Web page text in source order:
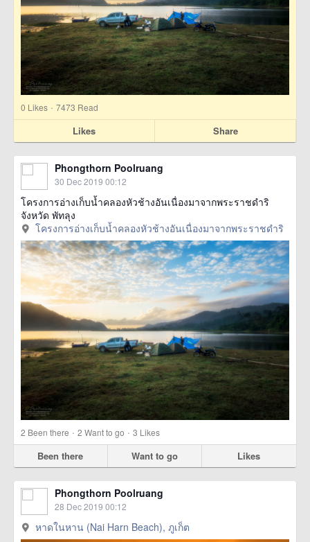
0 Likes · 7473 Read
Likes Share
Phongthorn Poolruang
30 Dec 2019 00:12
โครงการอ่างเก็บน้ำคลองหัวช้างอันเนื่องมาจากพระราชดำริ
จังหวัด พัทลุง
โครงการอ่างเก็บน้ำคลองหัวช้างอันเนื่องมาจากพระราชดำริ
2 Been there · 2 Want to go · 3 Likes
Been there Want to go Likes
Phongthorn Poolruang
28 Dec 2019 00:12
หาดในหาน (Nai Harn Beach), ภูเก็ต